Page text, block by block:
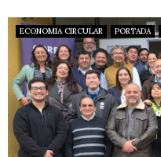
ECONOMIA CIRCULAR PORTADA